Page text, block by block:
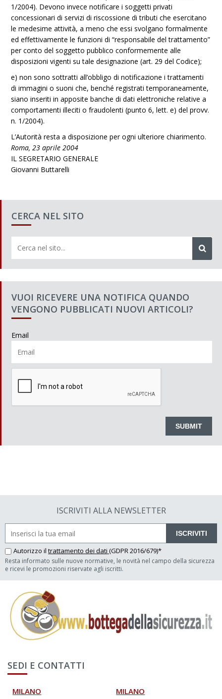
1/2004). Devono invece notificare i soggetti privati
concessionari di servizi di riscossione di tributi che esercitano
le medesime attività, a meno che essi svolgano formalmente
ed effettivamente le funzioni di “responsabile del trattamento”
per conto del soggetto pubblico conformemente alle
disposizioni vigenti su tale designazione (art. 29 del Codice);
e) non sono sottratti all’obbligo di notificazione i trattamenti
di immagini o suoni che, benché registrati temporaneamente,
siano inseriti in apposite banche di dati elettroniche relative a
comportamenti illeciti o fraudolenti (punto 6, lett. e) del provv.
n. 1/2004).
L’Autorità resta a disposizione per ogni ulteriore chiarimento.
Roma, 23 aprile 2004
IL SEGRETARIO GENERALE
Giovanni Buttarelli
CERCA NEL SITO
VUOI RICEVERE UNA NOTIFICA QUANDO
VENGONO PUBBLICATI NUOVI ARTICOLI?
Email
ISCRIVITI ALLA NEWSLETTER
ISCRIVITI
Autorizzo il trattamento dei dati (GDPR 2016/679)*
Resta informato sulle nuove normative, le novità nel campo della sicurezza
e ricevi le promozioni riservate agli iscritti.
SEDI E CONTATTI
MILANO MILANO